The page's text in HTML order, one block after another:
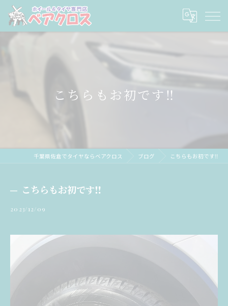
こちらもお初です‼️
千葉県佐倉でタイヤならベアクロス ブログ こちらもお初です‼️
こちらもお初です‼️
2023/12/09